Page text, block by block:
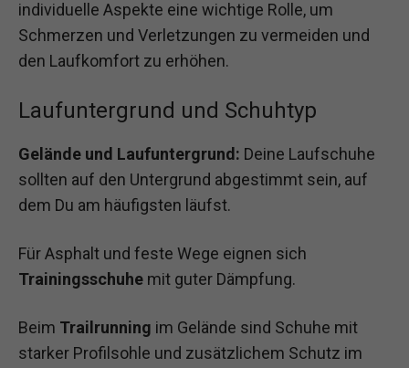
individuelle Aspekte eine wichtige Rolle, um
Schmerzen und Verletzungen zu vermeiden und
den Laufkomfort zu erhöhen.
Laufuntergrund und Schuhtyp
Gelände und Laufuntergrund: Deine Laufschuhe
sollten auf den Untergrund abgestimmt sein, auf
dem Du am häufigsten läufst.
Für Asphalt und feste Wege eignen sich
Trainingsschuhe mit guter Dämpfung.
Beim Trailrunning im Gelände sind Schuhe mit
starker Profilsohle und zusätzlichem Schutz im